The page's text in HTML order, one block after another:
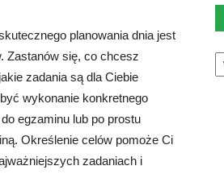
planowania dnia jest
Zastanów się, co chcesz
zadania są dla Ciebie
wykonanie konkretnego
egzaminu lub po prostu
Określenie celów pomoże Ci
zadaniach i